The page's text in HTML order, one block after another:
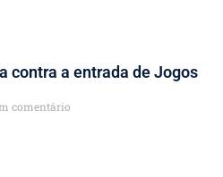
contra a entrada de Jogos
comentário